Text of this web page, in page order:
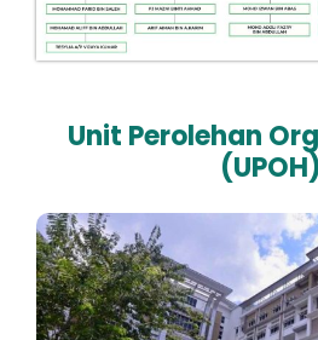
Unit Perolehan
(UPOH)